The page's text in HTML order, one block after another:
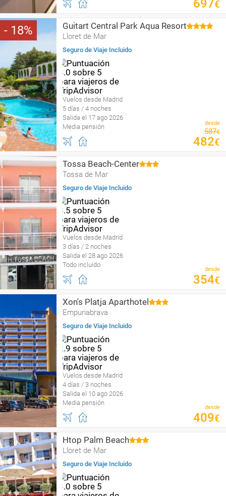
697€
18 Guitart Central Park Aqua Resort
Lloret de Mar
Seguro de Viaje Incluido
Vuelos desde Madrid
5 días / 4 noches
Salida el 17 ago 2026
Media pensión
desde
587€
482€
Tossa Beach-Center
Tossa de Mar
Seguro de Viaje Incluido
Vuelos desde Madrid
3 días / 2 noches
Salida el 28 ago 2026
Todo incluido
desde
354€
Xon's Platja Aparthotel
Empuriabrava
Seguro de Viaje Incluido
Vuelos desde Madrid
4 días / 3 noches
Salida el 10 ago 2026
Media pensión
desde
409€
Htop Palm Beach
Lloret de Mar
Seguro de Viaje Incluido